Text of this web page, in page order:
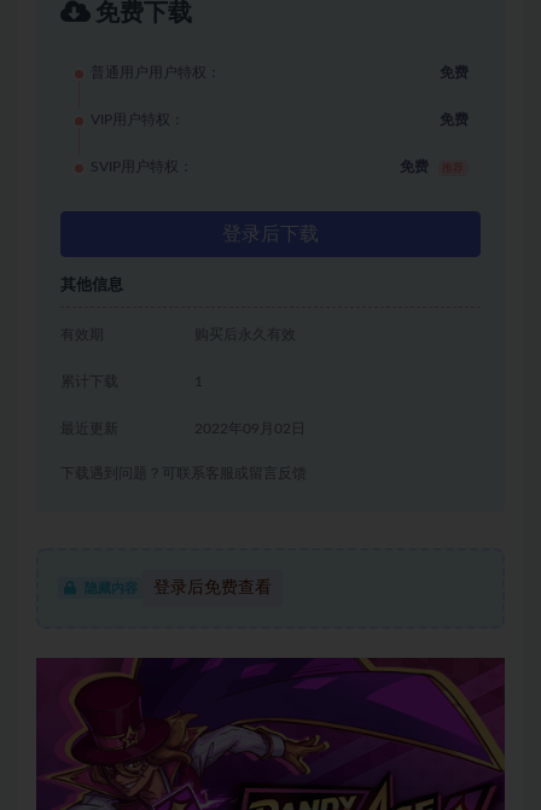
免费下载
普通用户用户特权： 免费
VIP用户特权： 免费
SVIP用户特权： 免费
登录后下载
其他信息
有效期 购买后永久有效
累计下载 1
2022年09月02日
下载遇到问题？可联系客服或留言反馈
隐藏内容 登录后免费查看